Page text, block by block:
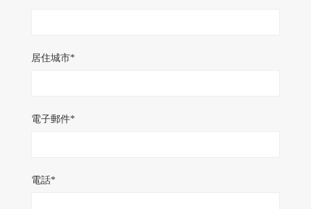
居住城市*
電子郵件*
電話*